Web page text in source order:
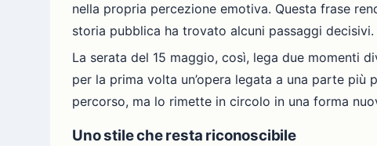
nella propria percezione emotiva. Questa frase
storia pubblica ha trovato alcuni passaggi decisivi.
La serata del 15 maggio, così, lega due momenti
per la prima volta un’opera legata a una parte più
percorso, ma lo rimette in circolo in una forma
Uno stile che resta riconoscibile